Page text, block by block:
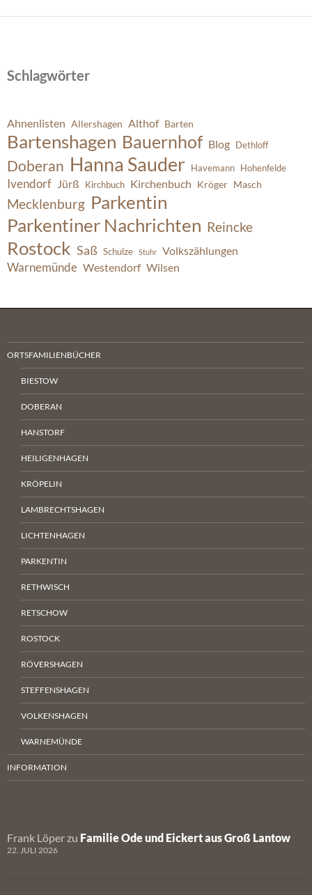
Schlagwörter
Ahnenlisten Allershagen Althof Barten
Bartenshagen Bauernhof Blog Dethloff
Doberan Hanna Sauder Havemann Hohenfelde
Ivendorf Jürß Kirchbuch Kirchenbuch Kröger Masch
Mecklenburg Parkentin
Parkentiner Nachrichten Reincke
Rostock Saß Schulze Stuhr Volkszählungen
Warnemünde Westendorf Wilsen
ORTSFAMILIENBÜCHER
BIESTOW
DOBERAN
HANSTORF
HEILIGENHAGEN
KRÖPELIN
LAMBRECHTSHAGEN
LICHTENHAGEN
PARKENTIN
RETHWISCH
RETSCHOW
ROSTOCK
RÖVERSHAGEN
STEFFENSHAGEN
VOLKENSHAGEN
WARNEMÜNDE
INFORMATION
Frank Löper zu Familie Ode und Eickert aus Groß Lantow
22. JULI 2026